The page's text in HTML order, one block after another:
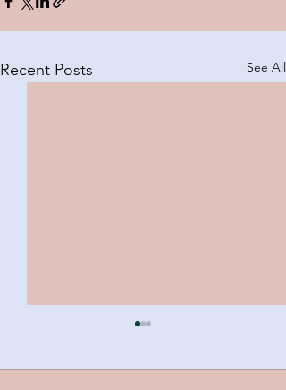
Recent Posts See All